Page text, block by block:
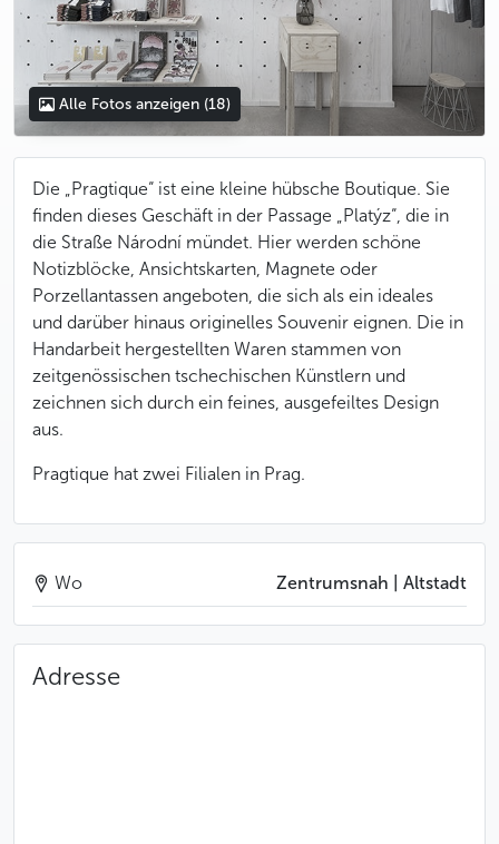
Alle Fotos anzeigen (18)
Die „Pragtique“ ist eine kleine hübsche Boutique. Sie
finden dieses Geschäft in der Passage „Platýz“, die in
die Straße Národní mündet. Hier werden schöne
Notizblöcke, Ansichtskarten, Magnete oder
Porzellantassen angeboten, die sich als ein ideales
und darüber hinaus originelles Souvenir eignen. Die in
Handarbeit hergestellten Waren stammen von
zeitgenössischen tschechischen Künstlern und
zeichnen sich durch ein feines, ausgefeiltes Design
aus.
Pragtique hat zwei Filialen in Prag.
Wo Zentrumsnah | Altstadt
Adresse